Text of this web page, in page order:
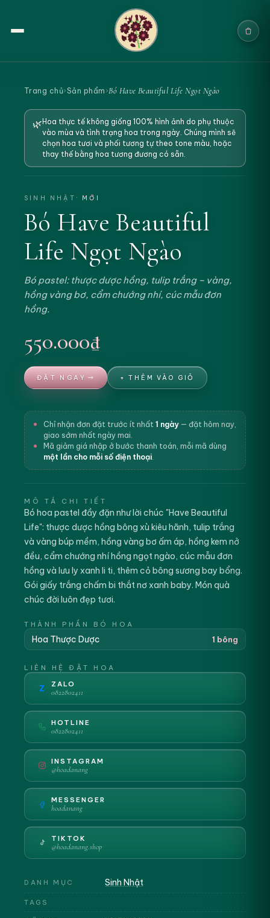
Sản phẩm
Cưới & Sự kiện
Blogs
Chính sách
Địa chỉ & Liên hệ
Tìm sản phẩm
Trang chủ›Sản phẩm ›Bó Have Beautiful Life Ngọt Ngào
🌿 Hoa thực tế không giống 100% hình ảnh do phụ thuộc
vào mùa và tình trạng hoa trong ngày. Chúng mình sẽ
chọn hoa tươi và phối tương tự theo tone màu, hoặc
thay thế bằng hoa tương đương có sẵn.
SINH NHẬT · MỚI
Bó Have Beautiful
Life Ngọt Ngào
Bó pastel: thược dược hồng, tulip trắng – vàng,
hồng vàng bơ, cẩm chướng nhí, cúc mẫu đơn
hồng.
550.000₫
ĐẶT NGAY + THÊM VÀO GIỎ
Chỉ nhận đơn đặt trước ít nhất 1 ngày — đặt hôm nay,
giao sớm nhất ngày mai.
Mã giảm giá nhập ở bước thanh toán, mỗi mã dùng
một lần cho mỗi số điện thoại
MÔ TẢ CHI TIẾT
Bó hoa pastel đầy đặn như lời chúc "Have Beautiful
Life": thược dược hồng bông xù kiêu hãnh, tulip trắng
và vàng búp mềm, hồng vàng bơ ấm áp, hồng kem nở
đều, cẩm chướng nhí hồng ngọt ngào, cúc mẫu đơn
hồng và lưu ly xanh li ti, thêm cỏ bông sương bay bổng.
Gói giấy trắng chấm bi thắt nơ xanh baby. Món quà
chúc đời luôn đẹp tươi.
THÀNH PHẦN BÓ HOA
Hoa Thược Dược 1 bông
LIÊN HỆ ĐẶT HOA
Z ZALO
0822802411
HOTLINE
0822802411
INSTAGRAM
@hoadanang
MESSENGER
hoadanang
TIKTOK
@hoadanang.shop
DANH MỤC Sinh Nhật
TAGS